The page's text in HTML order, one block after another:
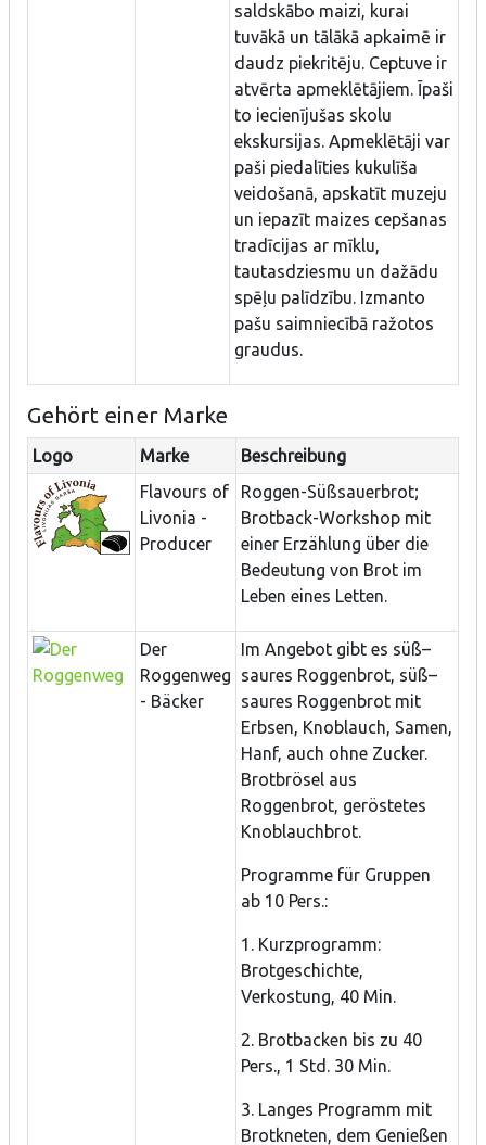
saldskābo maizi, kurai
tuvākā un tālākā apkaimē ir
daudz piekritēju. Ceptuve ir
atvērta apmeklētājiem. Īpaši
to iecienījušas skolu
ekskursijas. Apmeklētāji var
paši piedalīties kukulīša
veidošanā, apskatīt muzeju
un iepazīt maizes cepšanas
tradīcijas ar mīklu,
tautasdziesmu un dažādu
spēļu palīdzību. Izmanto
pašu saimniecībā ražotos
graudus.
Gehört einer Marke
Logo Marke
Beschreibung
Flavours of
Livonia -
Producer
Roggen-Süßsauerbrot;
Brotback-Workshop mit
einer Erzählung über die
Bedeutung von Brot im
Leben eines Letten.
Der
Roggenweg
- Bäcker
Im Angebot gibt es süß–
saures Roggenbrot, süß–
saures Roggenbrot mit
Erbsen, Knoblauch, Samen,
Hanf, auch ohne Zucker.
Brotbrösel aus
Roggenbrot, geröstetes
Knoblauchbrot.
Programme für Gruppen
ab 10 Pers.:
1. Kurzprogramm:
Brotgeschichte,
Verkostung, 40 Min.
2. Brotbacken bis zu 40
Pers., 1 Std. 30 Min.
3. Langes Programm mit
Brotkneten, dem Genießen